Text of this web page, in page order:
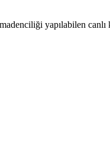
yapılabilen